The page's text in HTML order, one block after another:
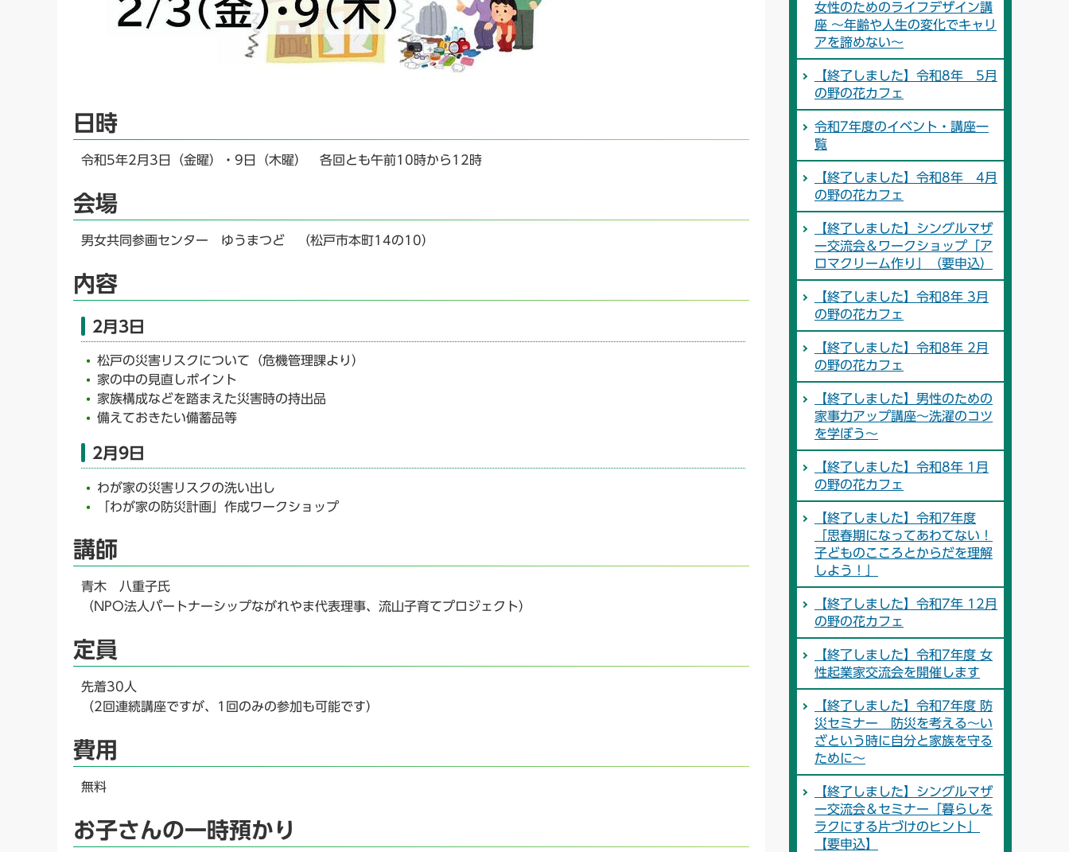
日時
令和5年2月3日（金曜）・9日（木曜） 各回とも午前10時から12時
会場
男女共同参画センター ゆうまつど （松戸市本町14の10）
内容
2月3日
松戸の災害リスクについて（危機管理課より）
家の中の見直しポイント
家族構成などを踏まえた災害時の持出品
備えておきたい備蓄品等
2月9日
わが家の災害リスクの洗い出し
「わが家の防災計画」作成ワークショップ
講師
青木 八重子氏
（NPO法人パートナーシップながれやま代表理事、流山子育てプロジェクト）
定員
先着30人
（2回連続講座ですが、1回のみの参加も可能です）
費用
無料
お子さんの一時預かり
女性のためのライフデザイン講
座 ～年齢や人生の変化でキャリ
アを諦めない～
【終了しました】令和8年 5月
の野の花カフェ
令和7年度のイベント・講座一
覧
【終了しました】令和8年 4月
の野の花カフェ
【終了しました】シングルマザ
ー交流会＆ワークショップ「ア
ロマクリーム作り」（要申込）
【終了しました】令和8年 3月
の野の花カフェ
【終了しました】令和8年 2月
の野の花カフェ
【終了しました】男性のための
家事力アップ講座～洗濯のコツ
を学ぼう～
【終了しました】令和8年 1月
の野の花カフェ
【終了しました】令和7年度
「思春期になってあわてない！
子どものこころとからだを理解
しよう！」
【終了しました】令和7年 12月
の野の花カフェ
【終了しました】令和7年度 女
性起業家交流会を開催します
【終了しました】令和7年度 防
災セミナー 防災を考える～い
ざという時に自分と家族を守る
ために～
【終了しました】シングルマザ
ー交流会＆セミナー「暮らしを
ラクにする片づけのヒント」
【要申込】